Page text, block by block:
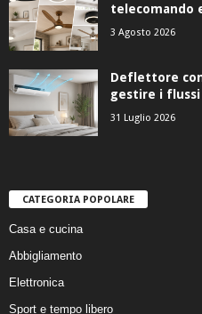
telecomando
3 Agosto 2026
Deflettore
gestire i flussi
31 Luglio 2026
CATEGORIA POPOLARE
Casa e cucina
Abbigliamento
Elettronica
Sport e tempo libero